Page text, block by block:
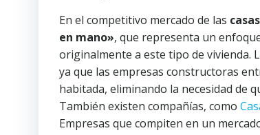
En el competitivo mercado de las
en mano», que representa un
originalmente a este tipo de vivienda.
ya que las empresas constructoras
habitada, eliminando la necesidad de
También existen compañías, como
Empresas que compiten en un